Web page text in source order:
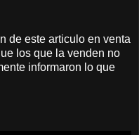
de este articulo en venta
los que la venden no
informaron lo que